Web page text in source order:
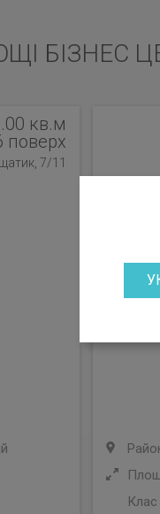
БІЗНЕС
кв.м
поверх
7/11